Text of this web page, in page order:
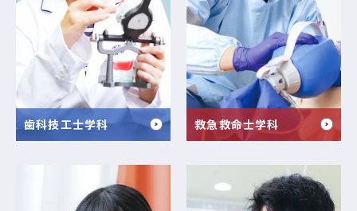
歯科技工士学科 救急救命士学科